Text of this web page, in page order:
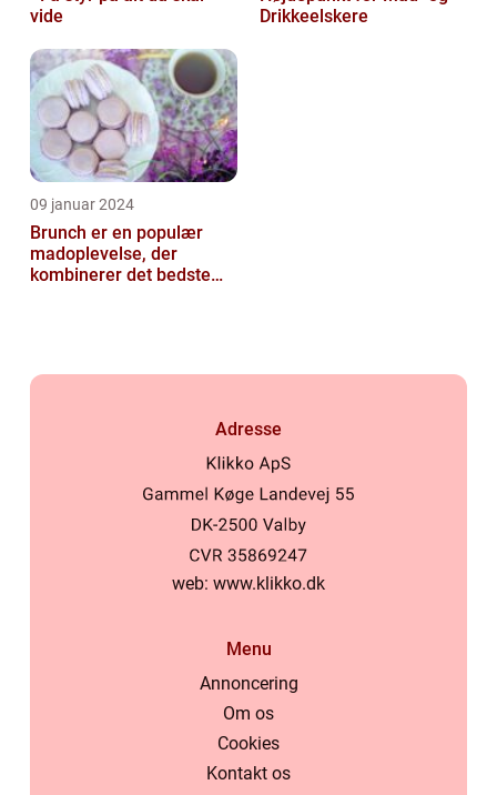
vide
Drikkeelskere
09 januar 2024
Brunch er en populær
madoplevelse, der
kombinerer det bedste
Adresse
web: www.klikko.dk
Menu
Annoncering
Om os
Cookies
Kontakt os